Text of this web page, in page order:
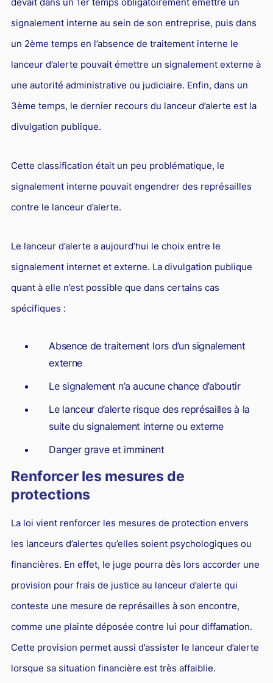
signalement interne au sein de son entreprise, puis dans
un 2ème temps en l’absence de traitement interne le
lanceur d’alerte pouvait émettre un signalement externe à
une autorité administrative ou judiciaire. Enfin, dans un
3ème temps, le dernier recours du lanceur d’alerte est la
divulgation publique.
Cette classification était un peu problématique, le
signalement interne pouvait engendrer des représailles
contre le lanceur d’alerte.
Le lanceur d’alerte a aujourd’hui le choix entre le
signalement internet et externe. La divulgation publique
quant à elle n’est possible que dans certains cas
spécifiques :
Absence de traitement lors d’un signalement
externe
Le signalement n’a aucune chance d’aboutir
Le lanceur d’alerte risque des représailles à la
suite du signalement interne ou externe
Danger grave et imminent
Renforcer les mesures de
protections
La loi vient renforcer les mesures de protection envers
les lanceurs d’alertes qu’elles soient psychologiques ou
financières. En effet, le juge pourra dès lors accorder une
provision pour frais de justice au lanceur d’alerte qui
conteste une mesure de représailles à son encontre,
comme une plainte déposée contre lui pour diffamation.
Cette provision permet aussi d’assister le lanceur d’alerte
lorsque sa situation financière est très affaiblie.